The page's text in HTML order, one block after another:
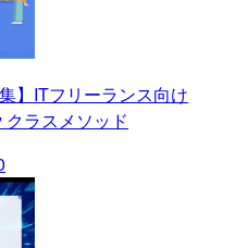
】ITフリーランス向け
クラスメソッド